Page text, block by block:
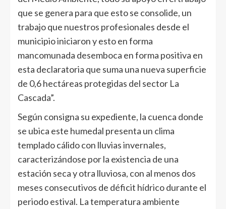
que se genera para que esto se consolide, un
trabajo que nuestros profesionales desde el
municipio iniciaron y esto en forma
mancomunada desemboca en forma positiva en
esta declaratoria que suma una nueva superficie
de 0,6 hectáreas protegidas del sector La
Cascada”.
Según consigna su expediente, la cuenca donde
se ubica este humedal presenta un clima
templado cálido con lluvias invernales,
caracterizándose por la existencia de una
estación seca y otra lluviosa, con al menos dos
meses consecutivos de déficit hídrico durante el
periodo estival. La temperatura ambiente